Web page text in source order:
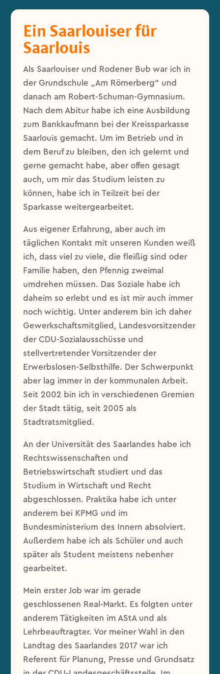
Ein Saarlouiser für
Saarlouis
Als Saarlouiser und Rodener Bub war ich in
der Grundschule „Am Römerberg“ und
danach am Robert-Schuman-Gymnasium.
Nach dem Abitur habe ich eine Ausbildung
zum Bankkaufmann bei der Kreissparkasse
Saarlouis gemacht. Um im Betrieb und in
dem Beruf zu bleiben, den ich gelernt und
gerne gemacht habe, aber offen gesagt
auch, um mir das Studium leisten zu
können, habe ich in Teilzeit bei der
Sparkasse weitergearbeitet.
Aus eigener Erfahrung, aber auch im
täglichen Kontakt mit unseren Kunden weiß
ich, dass viel zu viele, die fleißig sind oder
Familie haben, den Pfennig zweimal
umdrehen müssen. Das Soziale habe ich
daheim so erlebt und es ist mir auch immer
noch wichtig. Unter anderem bin ich daher
Gewerkschaftsmitglied, Landesvorsitzender
der CDU-Sozialausschüsse und
stellvertretender Vorsitzender der
Erwerbslosen-Selbsthilfe. Der Schwerpunkt
aber lag immer in der kommunalen Arbeit.
Seit 2002 bin ich in verschiedenen Gremien
der Stadt tätig, seit 2005 als
Stadtratsmitglied.
An der Universität des Saarlandes habe ich
Rechtswissenschaften und
Betriebswirtschaft studiert und das
Studium in Wirtschaft und Recht
abgeschlossen. Praktika habe ich unter
anderem bei KPMG und im
Bundesministerium des Innern absolviert.
Außerdem habe ich als Schüler und auch
später als Student meistens nebenher
gearbeitet.
Mein erster Job war im gerade
geschlossenen Real-Markt. Es folgten unter
anderem Tätigkeiten im AStA und als
Lehrbeauftragter. Vor meiner Wahl in den
Landtag des Saarlandes 2017 war ich
Referent für Planung, Presse und Grundsatz